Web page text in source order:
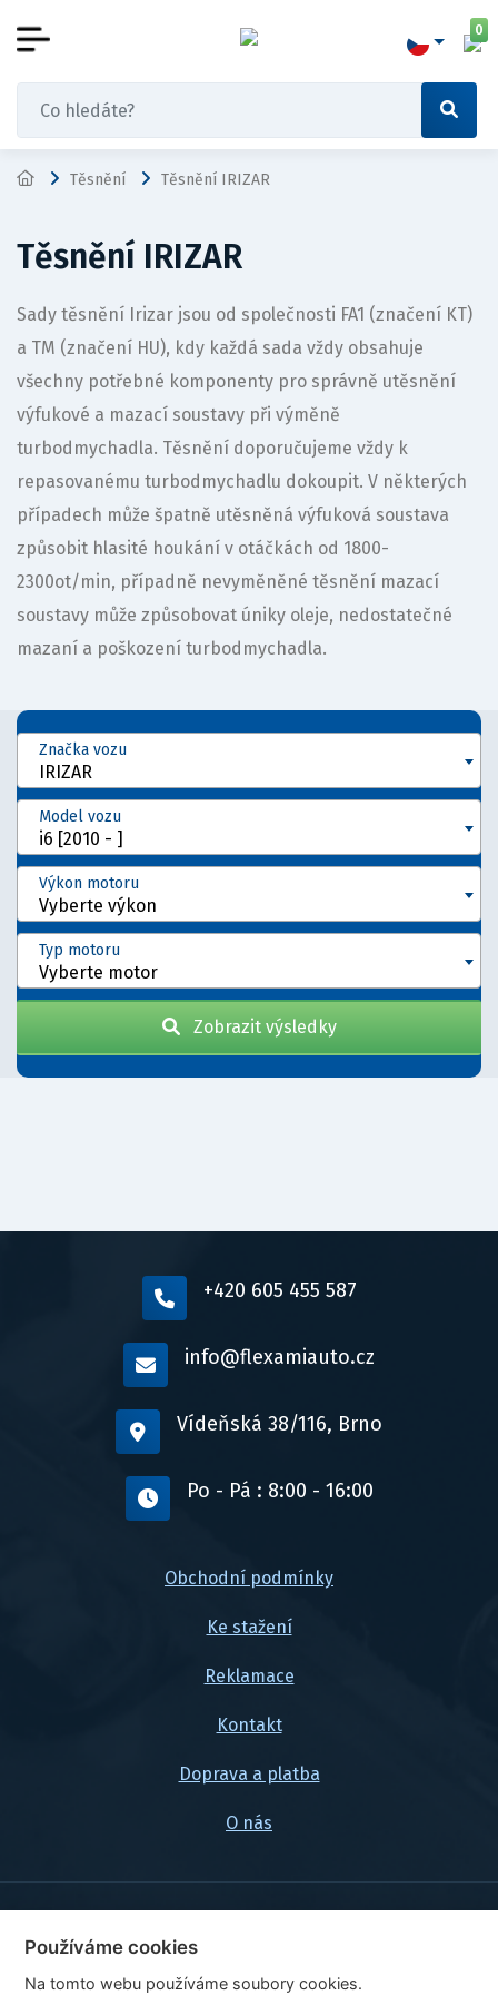
0
Těsnění Těsnění IRIZAR
Těsnění IRIZAR
Sady těsnění Irizar jsou od společnosti FA1 (značení KT)
a TM (značení HU), kdy každá sada vždy obsahuje
všechny potřebné komponenty pro správně utěsnění
výfukové a mazací soustavy při výměně
turbodmychadla. Těsnění doporučujeme vždy k
repasovanému turbodmychadlu dokoupit. V některých
případech může špatně utěsněná výfuková soustava
způsobit hlasité houkání v otáčkách od 1800-
2300ot/min, případně nevyměněné těsnění mazací
soustavy může způsobovat úniky oleje, nedostatečné
mazaní a poškození turbodmychadla.
IRIZAR
Značka vozu
i6 [2010 - ]
Model vozu
Vyberte výkon
Výkon motoru
Vyberte motor
Typ motoru
Zobrazit výsledky
+420 605 455 587
info@flexamiauto.cz
Vídeňská 38/116, Brno
Po - Pá : 8:00 - 16:00
Obchodní podmínky
Ke stažení
Reklamace
Kontakt
Doprava a platba
O nás
© 2026, FlexaMi Auto s.r.o.
Ceny jsou uvedeny vč. DPH
Používáme cookies
Na tomto webu používáme soubory cookies.